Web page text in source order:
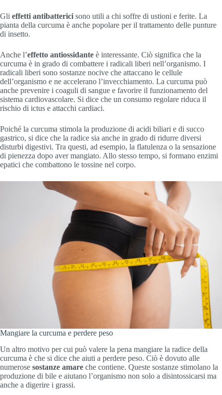
Gli effetti antibatterici sono utili a chi soffre di ustioni e ferite. La
pianta della curcuma è anche popolare per il trattamento delle punture
di insetto.
Anche l’effetto antiossidante è interessante. Ciò significa che la
curcuma è in grado di combattere i radicali liberi nell’organismo. I
radicali liberi sono sostanze nocive che attaccano le cellule
dell’organismo e ne accelerano l’invecchiamento. La curcuma può
anche prevenire i coaguli di sangue e favorire il funzionamento del
sistema cardiovascolare. Si dice che un consumo regolare riduca il
rischio di ictus e attacchi cardiaci.
Poiché la curcuma stimola la produzione di acidi biliari e di succo
gastrico, si dice che la radice sia anche in grado di ridurre diversi
disturbi digestivi. Tra questi, ad esempio, la flatulenza o la sensazione
di pienezza dopo aver mangiato. Allo stesso tempo, si formano enzimi
epatici che combattono le tossine nel corpo.
Mangiare la curcuma e perdere peso
Un altro motivo per cui può valere la pena mangiare la radice della
curcuma è che si dice che aiuti a perdere peso. Ciò è dovuto alle
numerose sostanze amare che contiene. Queste sostanze stimolano la
produzione di bile e aiutano l’organismo non solo a disintossicarsi ma
anche a digerire i grassi.